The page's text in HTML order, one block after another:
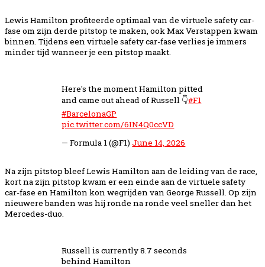
Lewis Hamilton profiteerde optimaal van de virtuele safety car-
fase om zijn derde pitstop te maken, ook Max Verstappen kwam
binnen. Tijdens een virtuele safety car-fase verlies je immers
minder tijd wanneer je een pitstop maakt.
Here's the moment Hamilton pitted
and came out ahead of Russell 👇#F1
#BarcelonaGP
pic.twitter.com/6IN4Q0ccVD
— Formula 1 (@F1)June 14, 2026
Na zijn pitstop bleef Lewis Hamilton aan de leiding van de race,
kort na zijn pitstop kwam er een einde aan de virtuele safety
car-fase en Hamilton kon wegrijden van George Russell. Op zijn
nieuwere banden was hij ronde na ronde veel sneller dan het
Mercedes-duo.
Russell is currently 8.7 seconds
behind Hamilton